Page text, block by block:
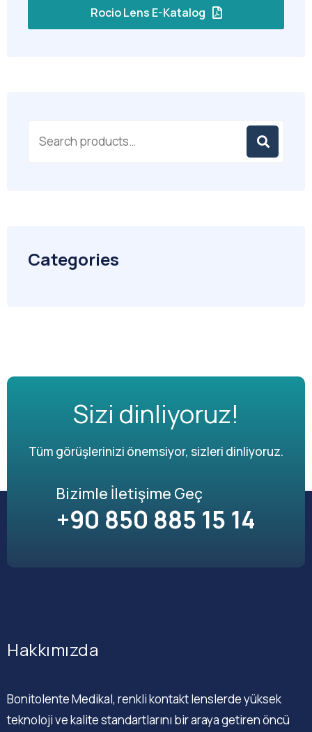
Rocio Lens E-Katalog
Categories
Sizi dinliyoruz!
Tüm görüşlerinizi önemsiyor, sizleri dinliyoruz.
Bizimle İletişime Geç
+90 850 885 15 14
Hakkımızda
Bonitolente Medikal, renkli kontakt lenslerde yüksek
teknoloji ve kalite standartlarını bir araya getiren öncü